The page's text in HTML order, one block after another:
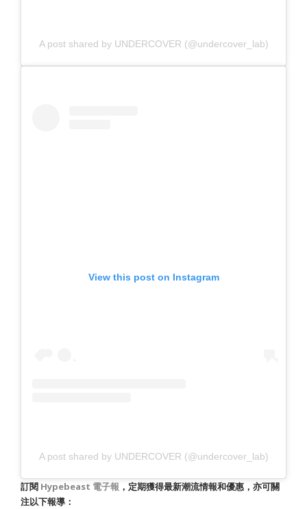
A post shared by UNDERCOVER (@undercover_lab)
View this post on Instagram
A post shared by UNDERCOVER (@undercover_lab)
訂閱 Hypebeast 電子報 ，定期獲得最新潮流情報和優惠，亦可關
注以下報導：